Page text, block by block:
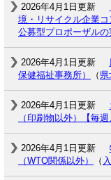
2026年4月1日更新
境・リサイクル企業
公募型プロポーザル
2026年4月1日更新
保健福祉事務所）
（
2026年4月1日更新
（印刷物以外）【毎
2026年4月1日更新
（WTO関係以外）
（